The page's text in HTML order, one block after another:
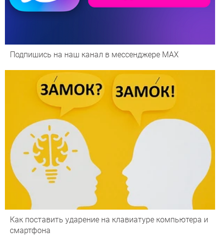
Подпишись на наш канал в мессенджере МАХ
Как поставить ударение на клавиатуре компьютера и
смартфона